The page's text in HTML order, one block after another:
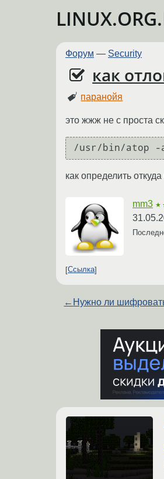
Форум — Security
как
паранойя
это жжж не с проста
/usr/bin/atop -
как определить
mm3
Ссылка
← Нужно ли